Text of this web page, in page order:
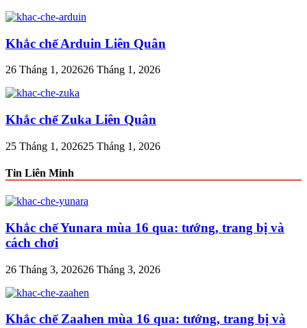
Khắc chế Arduin Liên Quân
26 Tháng 1, 202626 Tháng 1, 2026
Khắc chế Zuka Liên Quân
25 Tháng 1, 202625 Tháng 1, 2026
Tin Liên Minh
Khắc chế Yunara mùa 16 qua: tướng, trang bị và
cách chơi
26 Tháng 3, 202626 Tháng 3, 2026
Khắc chế Zaahen mùa 16 qua: tướng, trang bị và